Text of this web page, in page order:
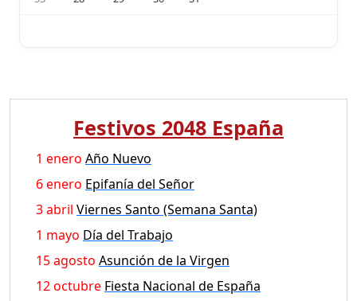
Festivos 2048 España
1 enero Año Nuevo
6 enero Epifanía del Señor
3 abril Viernes Santo (Semana Santa)
1 mayo Día del Trabajo
15 agosto Asunción de la Virgen
12 octubre Fiesta Nacional de España